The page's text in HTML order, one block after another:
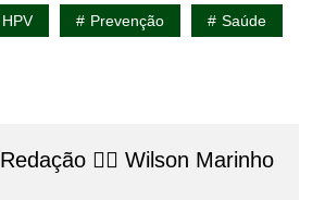
HPV Prevenção Saúde
Redação 👨‍⚖️​ Wilson Marinho